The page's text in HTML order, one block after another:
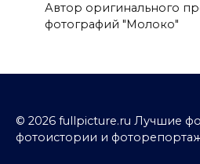
Автор оригинального
фотографий "Молоко"
© 2026 fullpicture.ru Лучшие
фотоистории и